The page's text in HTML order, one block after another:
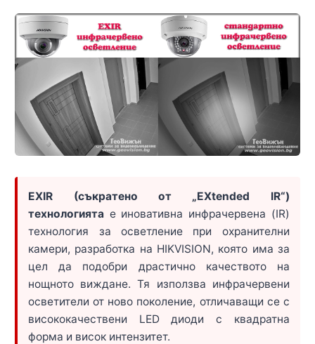
EXIR (съкратено от „EXtended IR“)
технологията е иновативна инфрачервена (IR)
технология за осветление при охранителни
камери, разработка на HIKVISION, която има за
цел да подобри драстично качеството на
нощното виждане. Тя използва инфрачервени
осветители от ново поколение, отличаващи се с
висококачествени LED диоди с квадратна
форма и висок интензитет.